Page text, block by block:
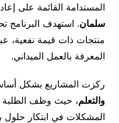
المستدامة القائمة على
سلمان. استهدف البرنامج
منتجات ذات قيمة نفعية،
المعرفة بالعمل الميداني.
ركزت المشاريع بشكل
والتعلم، حيث وظف الطلبة
المشكلات في ابتكار حلول